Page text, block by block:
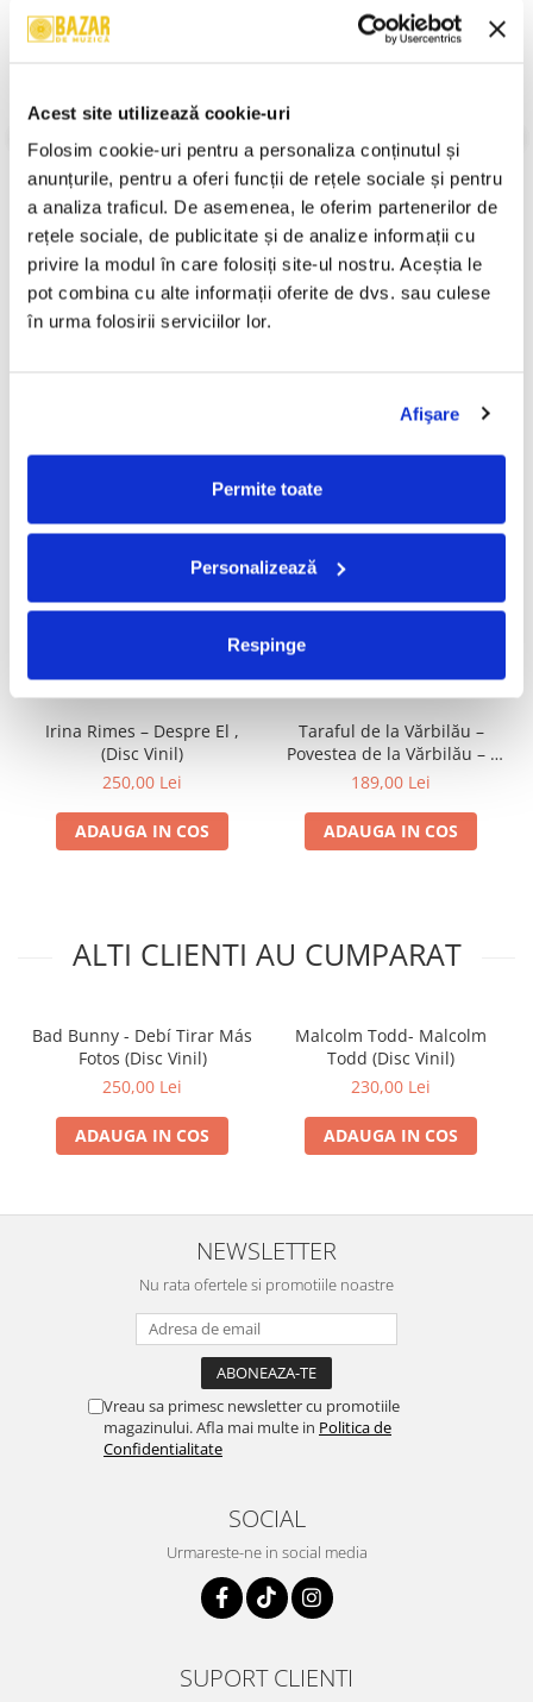
Acest site utilizează cookie-uri
Folosim cookie-uri pentru a personaliza conținutul și
anunțurile, pentru a oferi funcții de rețele sociale și pentru
a analiza traficul. De asemenea, le oferim partenerilor de
rețele sociale, de publicitate și de analize informații cu
privire la modul în care folosiți site-ul nostru. Aceștia le
pot combina cu alte informații oferite de dvs. sau culese
în urma folosirii serviciilor lor.
Afişare
Permite toate
Personalizează
Respinge
Format:2 x Vinyl, LP, Album, Stereo
An Lansare:
Stare Disc:
Mint (M)
Informatii conformitate produs
Review-uri (0)
PRODUSE ALTERNATIVE
Vinil)
FRECVENT CUMPARATE
IMPREUNA
Irina Rimes – Despre El ,
(Disc Vinil)
250,00 Lei
ADAUGA IN COS
Taraful de la Vărbilău –
Povestea de la Vărbilău – -
Electrecord, (Disc Vinil)
189,00 Lei
ADAUGA IN COS
ALTI CLIENTI AU CUMPARAT
Bad Bunny - Debí Tirar Más
Fotos (Disc Vinil)
250,00 Lei
ADAUGA IN COS
Malcolm Todd- Malcolm
Todd (Disc Vinil)
230,00 Lei
ADAUGA IN COS
NEWSLETTER
Nu rata ofertele si promotiile noastre
Vreau sa primesc newsletter cu promotiile
magazinului. Afla mai multe in Politica de
Confidentialitate
SOCIAL
Urmareste-ne in social media
SUPORT CLIENTI